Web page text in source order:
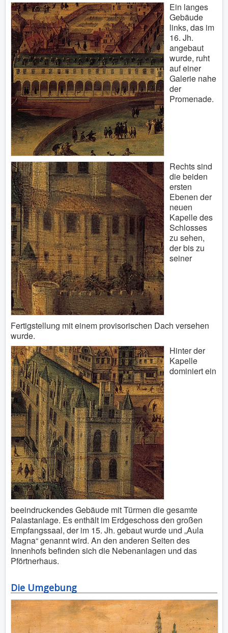
Ein langes
Gebäude
links, das im
16. Jh.
angebaut
wurde, ruht
auf einer
Galerie nahe
der
Promenade.
Rechts sind
die beiden
ersten
Ebenen der
neuen
Kapelle des
Schlosses
zu sehen,
der bis zu
seiner
Fertigstellung mit einem provisorischen Dach versehen
wurde.
Hinter der
Kapelle
dominiert ein
beeindruckendes Gebäude mit Türmen die gesamte
Palastanlage. Es enthält im Erdgeschoss den großen
Empfangssaal, der im 15. Jh. gebaut wurde und „Aula
Magna“ genannt wird. An den anderen Seiten des
Innenhofs befinden sich die Nebenanlagen und das
Pförtnerhaus.
Die Umgebung